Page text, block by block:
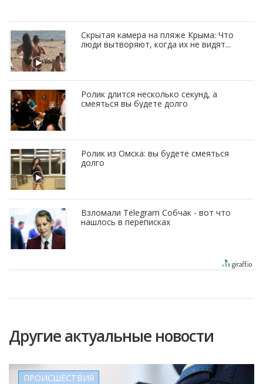
Скрытая камера на пляже Крыма: Что
люди вытворяют, когда их не видят...
Ролик длится несколько секунд, а
смеяться вы будете долго
Ролик из Омска: вы будете смеяться
долго
Взломали Telegram Собчак - вот что
нашлось в переписках
Другие актуальные новости
ПРОИСШЕСТВИЯ